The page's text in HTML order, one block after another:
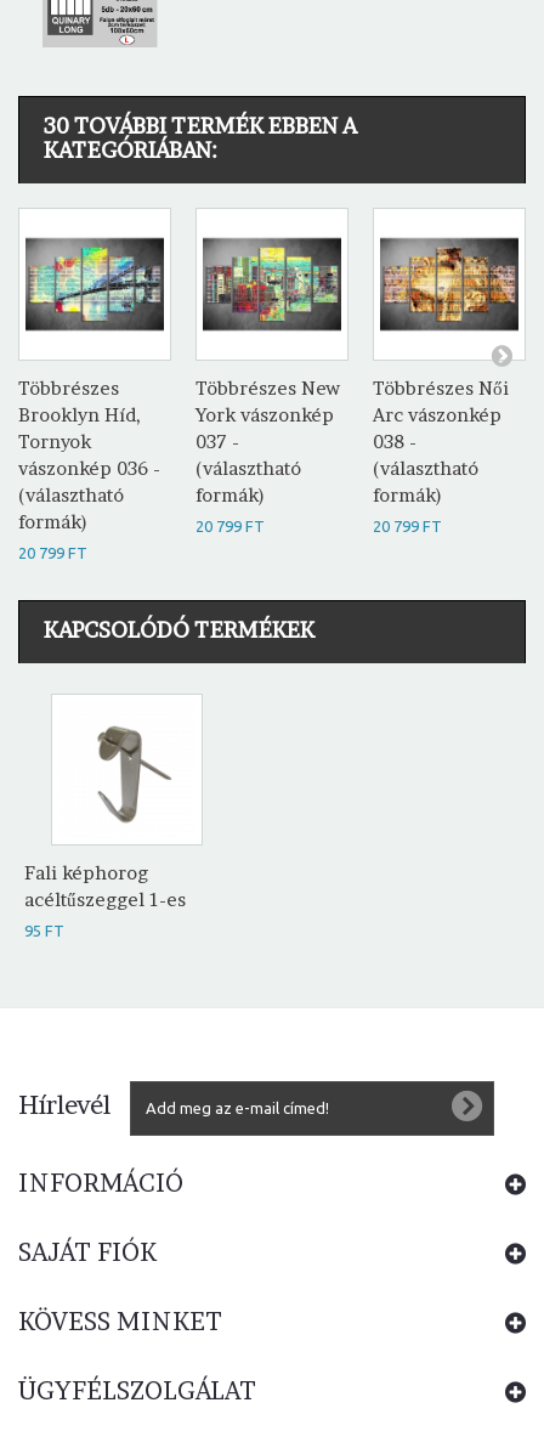
30 TOVÁBBI TERMÉK EBBEN A
KATEGÓRIÁBAN:
Többrészes
Brooklyn Híd,
Tornyok
vászonkép 036 -
(választható
formák)
20 799 FT
Többrészes New
York vászonkép
037 -
(választható
formák)
20 799 FT
Többrészes Női
Arc vászonkép
038 -
(választható
formák)
20 799 FT
KAPCSOLÓDÓ TERMÉKEK
Fali képhorog
acéltűszeggel 1-es
95 FT
Hírlevél
INFORMÁCIÓ
SAJÁT FIÓK
KÖVESS MINKET
ÜGYFÉLSZOLGÁLAT